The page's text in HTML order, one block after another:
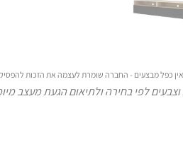
אין כפל מבצעים - החברה שומרת לעצמה את הזכות
לפי בחירה ולתיאום הגעת מעצב